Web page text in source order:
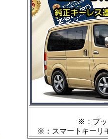
※：プッ
※：スマートキーリ